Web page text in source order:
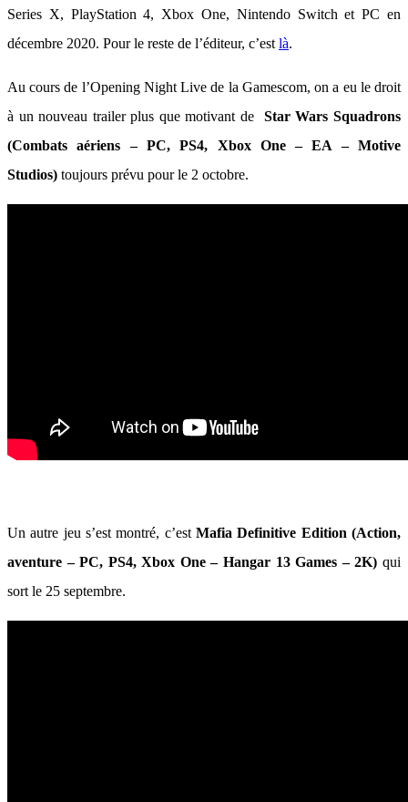
Series X, PlayStation 4, Xbox One, Nintendo Switch et PC en
décembre 2020. Pour le reste de l’éditeur, c’est là.
Au cours de l’Opening Night Live de la Gamescom, on a eu le droit
à un nouveau trailer plus que motivant de Star Wars Squadrons
(Combats aériens – PC, PS4, Xbox One – EA – Motive
Studios) toujours prévu pour le 2 octobre.
Un autre jeu s’est montré, c’est Mafia Definitive Edition (Action,
aventure – PC, PS4, Xbox One – Hangar 13 Games – 2K) qui
sort le 25 septembre.